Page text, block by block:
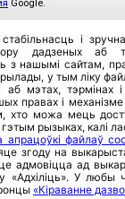
Google.
і
дадзеных аб
з нашымі сайтам,
у тым ліку
аб мэтах, тэрмінах
правах і механізме
хто можа мець
гэтым рызыках, калі
апрацоўкі файлаў
згоду на
адмовіцца ад
«Адхіліць». У
«Кіраванне